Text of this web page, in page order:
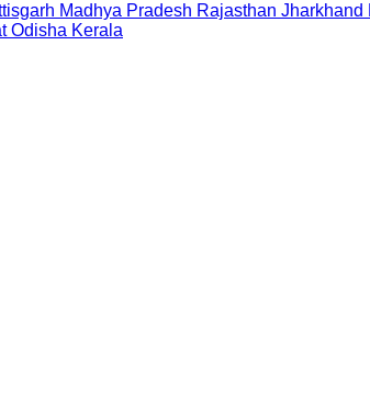
Madhya Pradesh Rajasthan Jharkhand
Odisha Kerala